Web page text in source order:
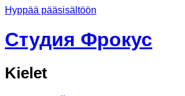
Hyppää pääsisältöön
Студия Фрокус
Kielet